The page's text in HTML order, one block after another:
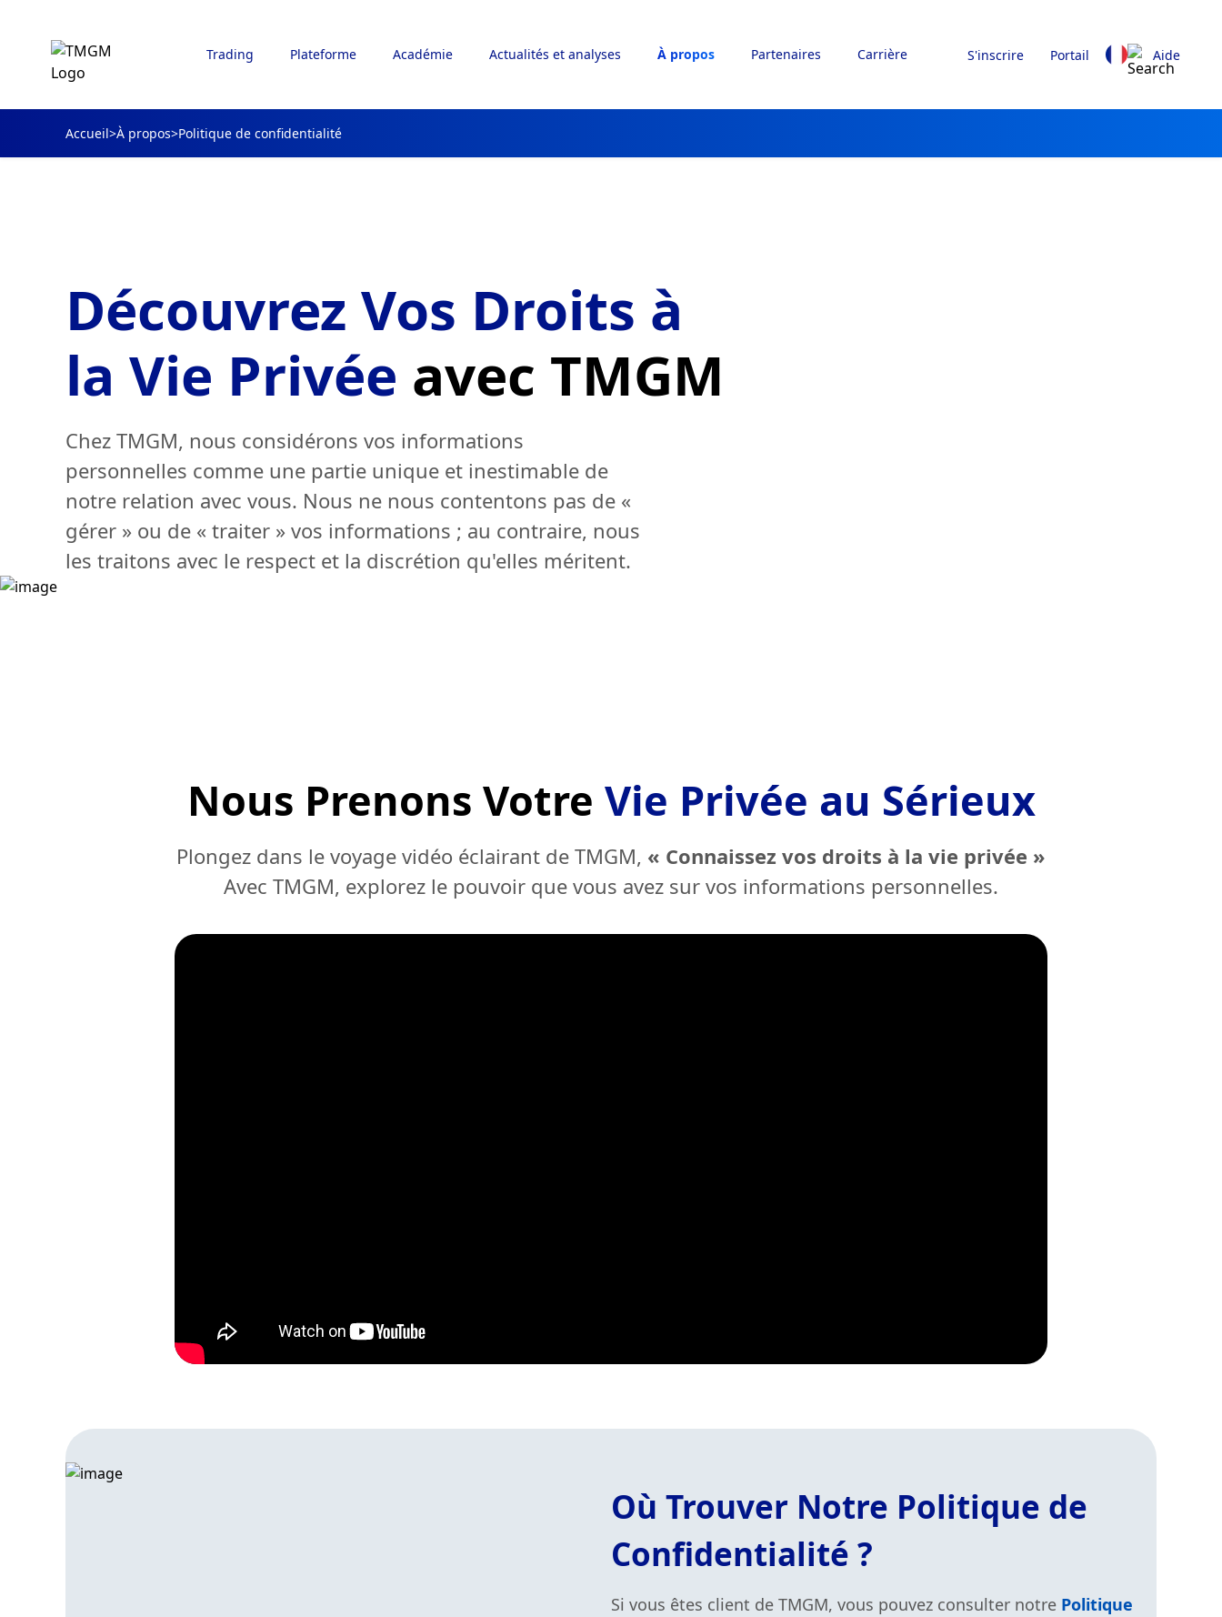
Trading Plateforme Académie Actualités et analyses À propos Partenaires Carrière S'inscrire Portail Aide
Accueil>À propos>Politique de confidentialité
Découvrez Vos Droits à
la Vie Privée avec TMGM
Chez TMGM, nous considérons vos informations
personnelles comme une partie unique et inestimable de
notre relation avec vous. Nous ne nous contentons pas de «
gérer » ou de « traiter » vos informations ; au contraire, nous
les traitons avec le respect et la discrétion qu'elles méritent.
Nous Prenons Votre Vie Privée au Sérieux
Plongez dans le voyage vidéo éclairant de TMGM, « Connaissez vos droits à la vie privée »
Avec TMGM, explorez le pouvoir que vous avez sur vos informations personnelles.
Où Trouver Notre Politique de
Confidentialité ?
Si vous êtes client de TMGM, vous pouvez consulter notre Politique